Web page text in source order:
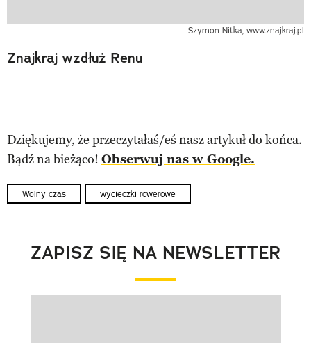
Szymon Nitka, www.znajkraj.pl
Znajkraj wzdłuż Renu
Dziękujemy, że przeczytałaś/eś nasz artykuł do końca.
Bądź na bieżąco! Obserwuj nas w Google.
Wolny czas wycieczki rowerowe
ZAPISZ SIĘ NA NEWSLETTER